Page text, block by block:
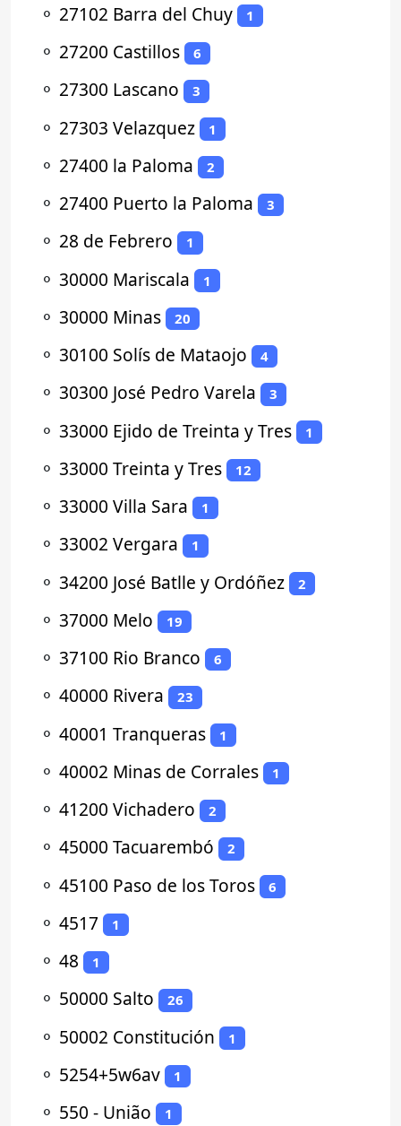
⚬ 27102 Barra del Chuy 1
⚬ 27200 Castillos 6
⚬ 27300 Lascano 3
⚬ 27303 Velazquez 1
⚬ 27400 la Paloma 2
⚬ 27400 Puerto la Paloma 3
⚬ 28 de Febrero 1
⚬ 30000 Mariscala 1
⚬ 30000 Minas 20
⚬ 30100 Solís de Mataojo 4
⚬ 30300 José Pedro Varela 3
⚬ 33000 Ejido de Treinta y Tres 1
⚬ 33000 Treinta y Tres 12
⚬ 33000 Villa Sara 1
⚬ 33002 Vergara 1
⚬ 34200 José Batlle y Ordóñez 2
⚬ 37000 Melo 19
⚬ 37100 Rio Branco 6
⚬ 40000 Rivera 23
⚬ 40001 Tranqueras 1
⚬ 40002 Minas de Corrales 1
⚬ 41200 Vichadero 2
⚬ 45000 Tacuarembó 2
⚬ 45100 Paso de los Toros 6
⚬ 4517 1
⚬ 48 1
⚬ 50000 Salto 26
⚬ 50002 Constitución 1
⚬ 5254+5w6av 1
⚬ 550 - União 1